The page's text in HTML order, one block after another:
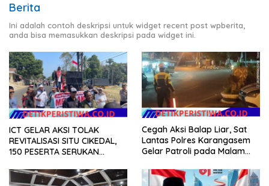
Berita
Ini adalah contoh deskripsi untuk widget recent post wpberita,
anda bisa memasukkan deskripsi pada widget ini.
ICT GELAR AKSI TOLAK
REVITALISASI SITU CIKEDAL,
150 PESERTA SERUKAN
Cegah Aksi Balap Liar, Sat
Lantas Polres Karangasem
Gelar Patroli pada Malam